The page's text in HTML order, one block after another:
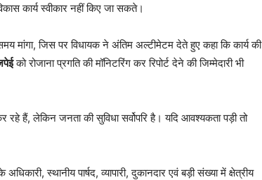
कार्य स्वीकार नहीं किए जा सकते।
मांगा, जिस पर विधायक ने अंतिम अल्टीमेटम देते हुए कहा कि कार्य की
को रोजाना प्रगति की मॉनिटरिंग कर रिपोर्ट देने की जिम्मेदारी भी
रहे हैं, लेकिन जनता की सुविधा सर्वोपरि है। यदि आवश्यकता पड़ी तो
स्थानीय पार्षद, व्यापारी, दुकानदार एवं बड़ी संख्या में क्षेत्रीय